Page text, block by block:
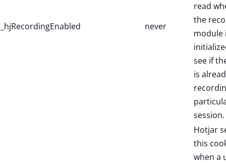
_hjRecordingEnabled never
read
the
module
see if
is
session.
Hotjar
this
when a